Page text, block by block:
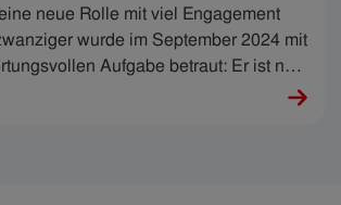
neue Rolle mit viel Engagement
wurde im September 2024 mit
Aufgabe betraut: Er ist nun